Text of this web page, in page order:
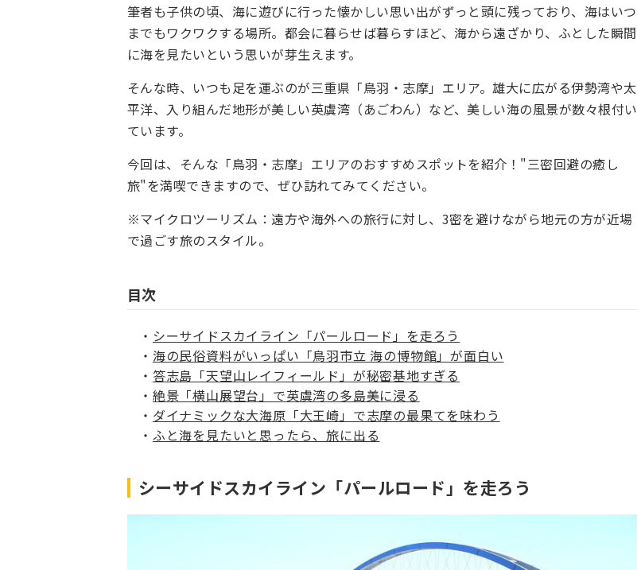
筆者も子供の頃、海に遊びに行った懐かしい思い出がずっと頭に残っており、海はいつ
までもワクワクする場所。都会に暮らせば暮らすほど、海から遠ざかり、ふとした瞬間
に海を見たいという思いが芽生えます。
そんな時、いつも足を運ぶのが三重県「鳥羽・志摩」エリア。雄大に広がる伊勢湾や太
平洋、入り組んだ地形が美しい英虞湾（あごわん）など、美しい海の風景が数々根付い
ています。
今回は、そんな「鳥羽・志摩」エリアのおすすめスポットを紹介！"三密回避の癒し
旅"を満喫できますので、ぜひ訪れてみてください。
※マイクロツーリズム：遠方や海外への旅行に対し、3密を避けながら地元の方が近場
で過ごす旅のスタイル。
目次
シーサイドスカイライン「パールロード」を走ろう
海の民俗資料がいっぱい「鳥羽市立 海の博物館」が面白い
答志島「天望山レイフィールド」が秘密基地すぎる
絶景「横山展望台」で英虞湾の多島美に浸る
ダイナミックな大海原「大王崎」で志摩の最果てを味わう
ふと海を見たいと思ったら、旅に出る
シーサイドスカイライン「パールロード」を走ろう